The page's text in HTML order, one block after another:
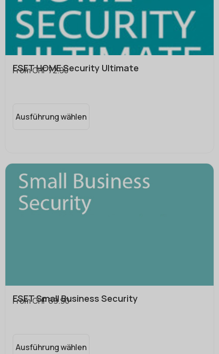
ESET HOME Security Ultimate
FromCHF72.90
Ausführung wählen
ESET Small Business Security
FromCHF69.90
Ausführung wählen